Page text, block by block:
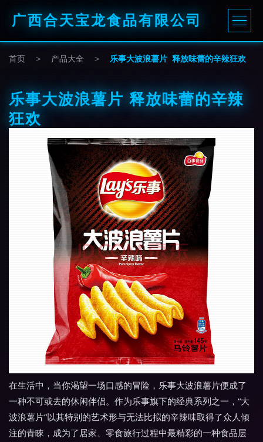
广西合天宝龙食品有限公司
首页 > 产品大全 > 乐事大波浪薯片 释放味蕾的辛辣狂欢
乐事大波浪薯片 释放味蕾的辛辣
狂欢
在生活中，当你渴望一场口感的冒险，乐事大波浪薯片便成了
一种不可或去的休闲伴侣。作为乐事旗下的经典系列之一，“大
波浪薯片”以其特别的艺术形与无法比拟的辛辣味取得了众人倾
注的青睞，成为了居家、零食旅行过程中最精彩的一种食品层